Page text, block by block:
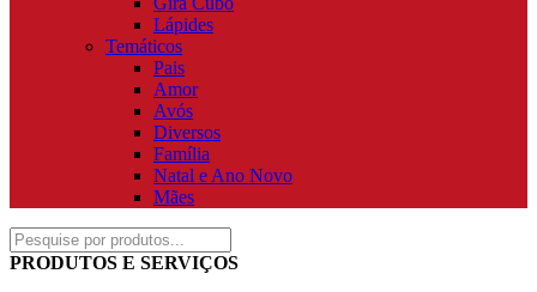
Lápides
Temáticos
Pais
Amor
Avós
Diversos
Família
Natal e Ano Novo
Mães
PRODUTOS E SERVIÇOS